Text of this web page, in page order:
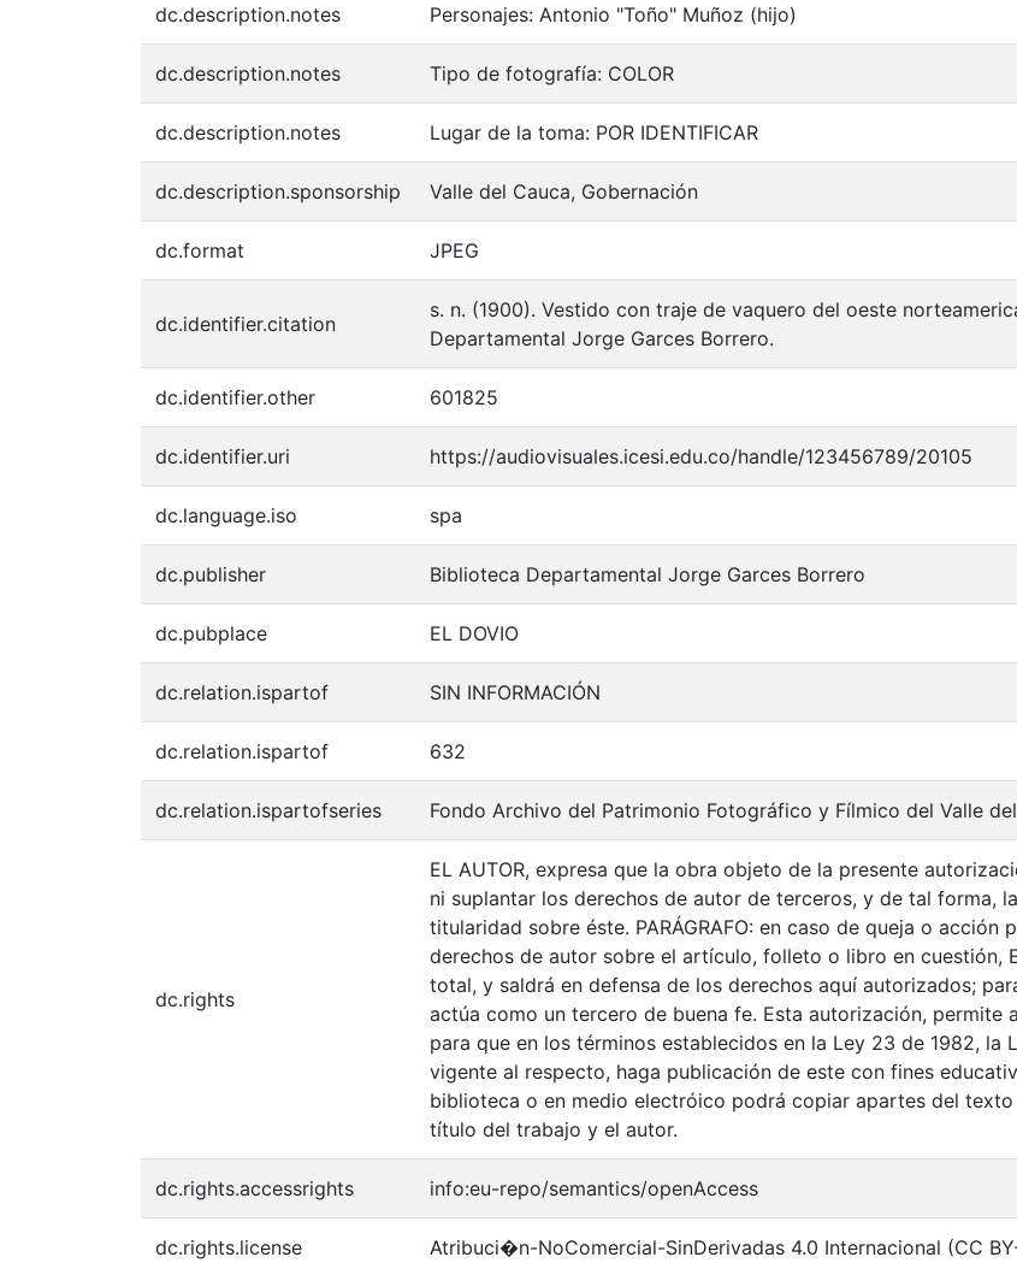
dc.description.notes Personajes: Antonio "Toño" Muñoz (hijo)
dc.description.notes Tipo de fotografía: COLOR
dc.description.notes Lugar de la toma: POR IDENTIFICAR
dc.description.sponsorship Valle del Cauca, Gobernación
dc.format JPEG
dc.identifier.citation
s. n. (1900). Vestido con traje de vaquero del oeste
Departamental Jorge Garces Borrero.
dc.identifier.other 601825
dc.identifier.uri https://audiovisuales.icesi.edu.co/handle/123456789/20105
dc.language.iso spa
dc.publisher Biblioteca Departamental Jorge Garces Borrero
dc.pubplace EL DOVIO
dc.relation.ispartof SIN INFORMACIÓN
dc.relation.ispartof 632
dc.relation.ispartofseries Fondo Archivo del Patrimonio Fotográfico y Fílmico del Valle
dc.rights
EL AUTOR, expresa que la obra objeto de la presente
ni suplantar los derechos de autor de terceros, y de tal forma,
titularidad sobre éste. PARÁGRAFO: en caso de queja o
derechos de autor sobre el artículo, folleto o libro en cuestión,
total, y saldrá en defensa de los derechos aquí autorizados;
actúa como un tercero de buena fe. Esta autorización, permite
para que en los términos establecidos en la Ley 23 de 1982, la
vigente al respecto, haga publicación de este con fines
biblioteca o en medio electróico podrá copiar apartes del
título del trabajo y el autor.
dc.rights.accessrights info:eu-repo/semantics/openAccess
dc.rights.license Atribuci�n-NoComercial-SinDerivadas 4.0 Internacional (CC